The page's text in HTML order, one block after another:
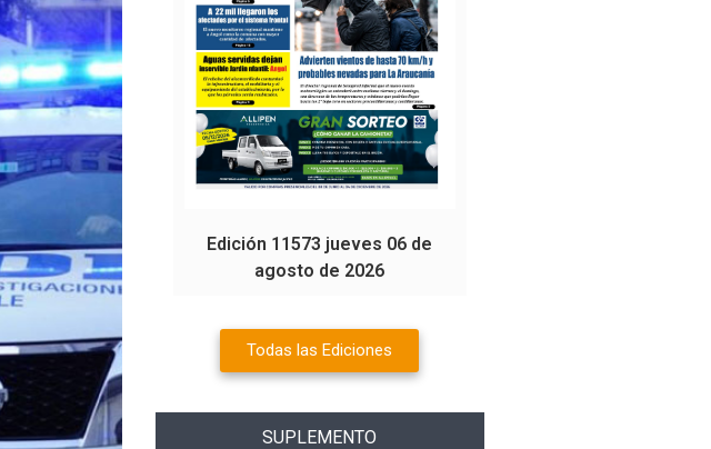
Edición 11573 jueves 06 de
agosto de 2026
Todas las Ediciones
SUPLEMENTO